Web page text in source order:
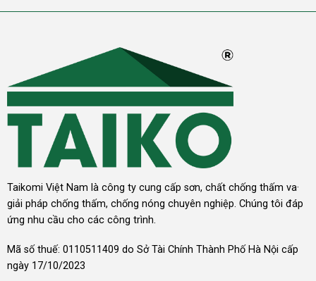
Taikomi Việt Nam là công ty cung cấp sơn, chất chống thấm va·
giải pháp chống thấm, chống nóng chuyên nghiệp. Chúng tôi đáp
ứng nhu cầu cho các công trình.
Mã số thuế: 0110511409 do Sở Tài Chính Thành Phố Hà Nội cấp
ngày 17/10/2023